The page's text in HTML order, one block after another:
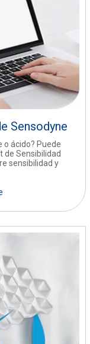
Sensodyne
o ácido? Puede
de Sensibilidad
sensibilidad y